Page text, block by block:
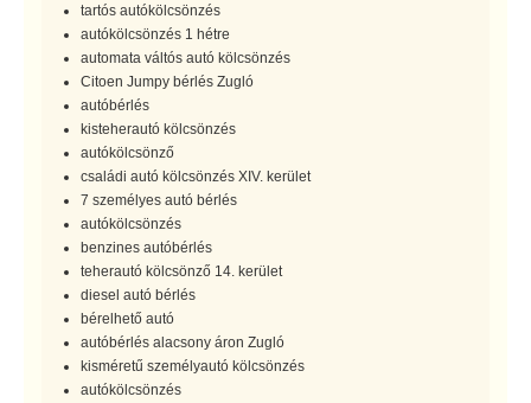
tartós autókölcsönzés
autókölcsönzés 1 hétre
automata váltós autó kölcsönzés
Citoen Jumpy bérlés Zugló
autóbérlés
kisteherautó kölcsönzés
autókölcsönző
családi autó kölcsönzés XIV. kerület
7 személyes autó bérlés
autókölcsönzés
benzines autóbérlés
teherautó kölcsönző 14. kerület
diesel autó bérlés
bérelhető autó
autóbérlés alacsony áron Zugló
kisméretű személyautó kölcsönzés
autókölcsönzés